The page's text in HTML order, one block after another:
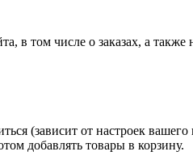
в том числе о заказах, а
(зависит от настроек
добавлять товары в корзину.